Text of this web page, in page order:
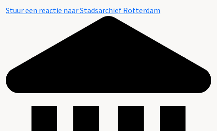
Stuur een reactie naar Stadsarchief Rotterdam